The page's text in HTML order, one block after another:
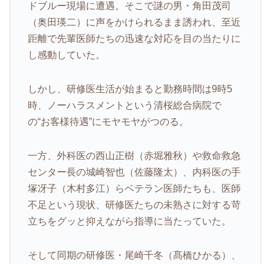
ドブルー現場に遭遇。そこで謎の男・角田茂司
（奥田瑛二）に声をかけられるまま誘われ、至近
距離で先輩医師たちの迅速な対応を目の当たりに
し感動していた。
しかし、研修医生活が始まると勤務時間は9時5
時、ノーハラスメントという清桜総合病院で
の“お客様待遇”にモヤモヤがつのる。
一方、外科医の西山正樹（赤堀雅秋）や救命救急
センター長の城崎智也（佐藤隆太）、内科医の手
塚冴子（木村多江）らベテラン医師たちも、医師
不足という現状、研修医たちの未熟さに対する苛
立ちをグッと抑えながら指導に当たっていた。
そして同期の研修医・尾崎千冬（髙橋ひかる）、